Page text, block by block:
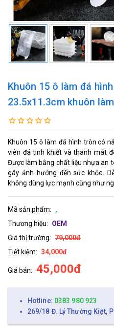
Khuôn 15 ô làm đá
23.5x11.3cm khuôn
Khuôn 15 ô làm đá hình tròn có
viên đá tinh khiết và thanh mát
Được làm bằng chất liệu nhựa an
gây ảnh hưởng đến sức khỏe.
không dùng lực mạnh cũng như
Mã sản phẩm:
,
Thương hiệu:
OEM
Giá thị trường: 79,000đ
Tiết kiệm: 34,000đ
Giá bán: 45,000đ
Hotline: 0383 980 923
269/18 Đ. Lý Thường Kiệt,